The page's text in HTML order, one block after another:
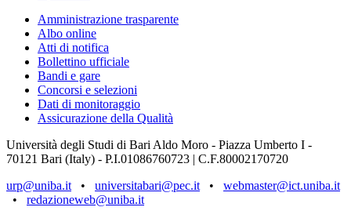
Amministrazione trasparente
Albo online
Atti di notifica
Bollettino ufficiale
Bandi e gare
Concorsi e selezioni
Dati di monitoraggio
Assicurazione della Qualità
Università degli Studi di Bari Aldo Moro - Piazza Umberto I -
70121 Bari (Italy) - P.I.01086760723 | C.F.80002170720
urp@uniba.it • universitabari@pec.it • webmaster@ict.uniba.it
• redazioneweb@uniba.it